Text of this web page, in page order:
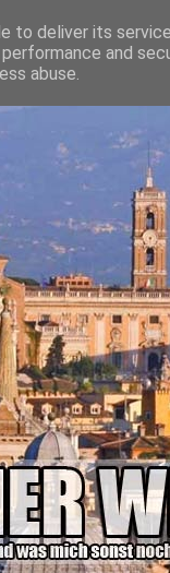
to deliver its
and
abuse.